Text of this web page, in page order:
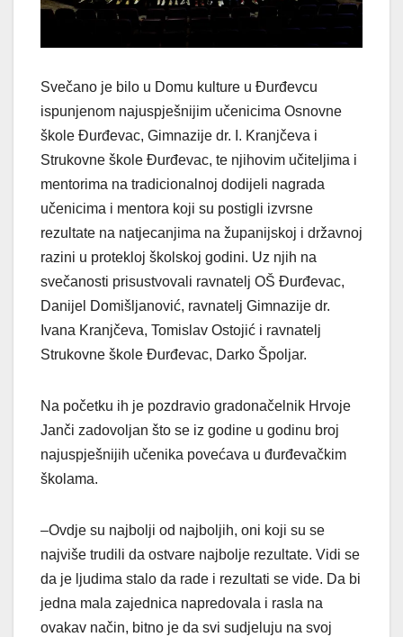
Svečano je bilo u Domu kulture u Đurđevcu
ispunjenom najuspješnijim učenicima Osnovne
škole Đurđevac, Gimnazije dr. I. Kranjčeva i
Strukovne škole Đurđevac, te njihovim učiteljima i
mentorima na tradicionalnoj dodijeli nagrada
učenicima i mentora koji su postigli izvrsne
rezultate na natjecanjima na županijskoj i državnoj
razini u protekloj školskoj godini. Uz njih na
svečanosti prisustvovali ravnatelj OŠ Đurđevac,
Danijel Domišljanović, ravnatelj Gimnazije dr.
Ivana Kranjčeva, Tomislav Ostojić i ravnatelj
Strukovne škole Đurđevac, Darko Špoljar.
Na početku ih je pozdravio gradonačelnik Hrvoje
Janči zadovoljan što se iz godine u godinu broj
najuspješnijih učenika povećava u đurđevačkim
školama.
–Ovdje su najbolji od najboljih, oni koji su se
najviše trudili da ostvare najbolje rezultate. Vidi se
da je ljudima stalo da rade i rezultati se vide. Da bi
jedna mala zajednica napredovala i rasla na
ovakav način, bitno je da svi sudjeluju na svoj